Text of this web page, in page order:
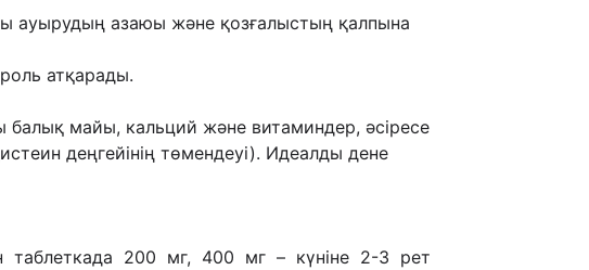
ауырудың азаюы жəне қозғалыстың қалпына
атқарады.
балық майы, кальций жəне витаминдер, əсіресе
деңгейінің төмендеуі). Идеалды дене
таблеткада 200 мг, 400 мг – күніне 2-3 рет